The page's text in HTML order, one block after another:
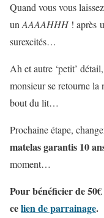
Quand vous vous
unAAAAHHH ! après
surexcités…
Ah et autre ‘petit’ détail,
monsieur se retourne la
bout du lit…
Prochaine étape,
matelas garantis 10
moment…
Pour bénéficier de
celien de parrainage.